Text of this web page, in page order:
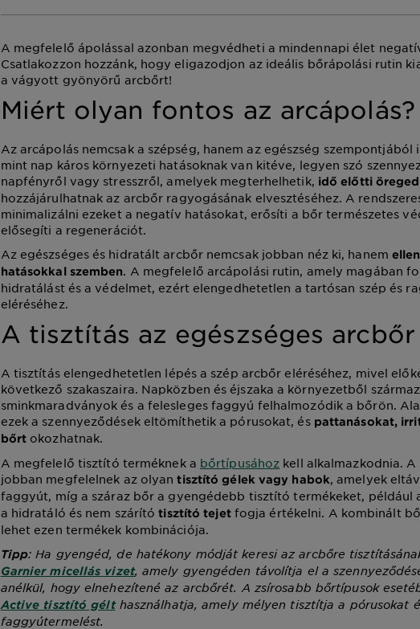
A megfelelő ápolással azonban megvédheti a mindennapi élet
Csatlakozzon hozzánk, hogy eligazodjon az ideális bőrápolási rutin
a vágyott gyönyörű arcbőrt!
Miért olyan fontos az arcápolás?
Az arcápolás nemcsak a szépség, hanem az egészség szempontjából
mint nap káros környezeti hatásoknak van kitéve, legyen szó
napfényről vagy stresszről, amelyek megterhelhetik, idő előtti
hozzájárulhatnak az arcbőr ragyogásának elvesztéséhez. A
minimalizálni ezeket a negatív hatásokat, erősíti a bőr természetes
elősegíti a regenerációt.
Az egészséges és hidratált arcbőr nemcsak jobban néz ki, hanem
hatásokkal szemben. A megfelelő arcápolási rutin, amely magában
hidratálást és a védelmet, ezért elengedhetetlen a tartósan szép és
eléréséhez.
A tisztítás az egészséges arcbőr
A tisztítás elengedhetetlen lépés a szép arcbőr eléréséhez, mivel
következő szakaszaira. Napközben és éjszaka a környezetből
sminkmaradványok és a felesleges faggyú felhalmozódik a bőrön.
ezek a szennyeződések eltömíthetik a pórusokat, és pattanásokat,
bőrt okozhatnak.
A megfelelő tisztító terméknek a bőrtípusához kell alkalmazkodnia. A
jobban megfelelnek az olyantisztító gélek vagy habok, amelyek
faggyút, míg a száraz bőr a gyengédebb tisztító termékeket, például
a hidratáló és nem szárítótisztító tejetfogja értékelni. A kombinált
lehet ezen termékek kombinációja.
Tipp: Ha gyengéd, de hatékony módját keresi az arcbőre
Garnier micellás vizet, amely gyengéden távolítja el a
anélkül, hogy elnehezítené az arcbőrét. A zsírosabb bőrtípusok
Active tisztító gélthasználhatja, amely mélyen tisztítja a pórusokat
faggyútermelést.